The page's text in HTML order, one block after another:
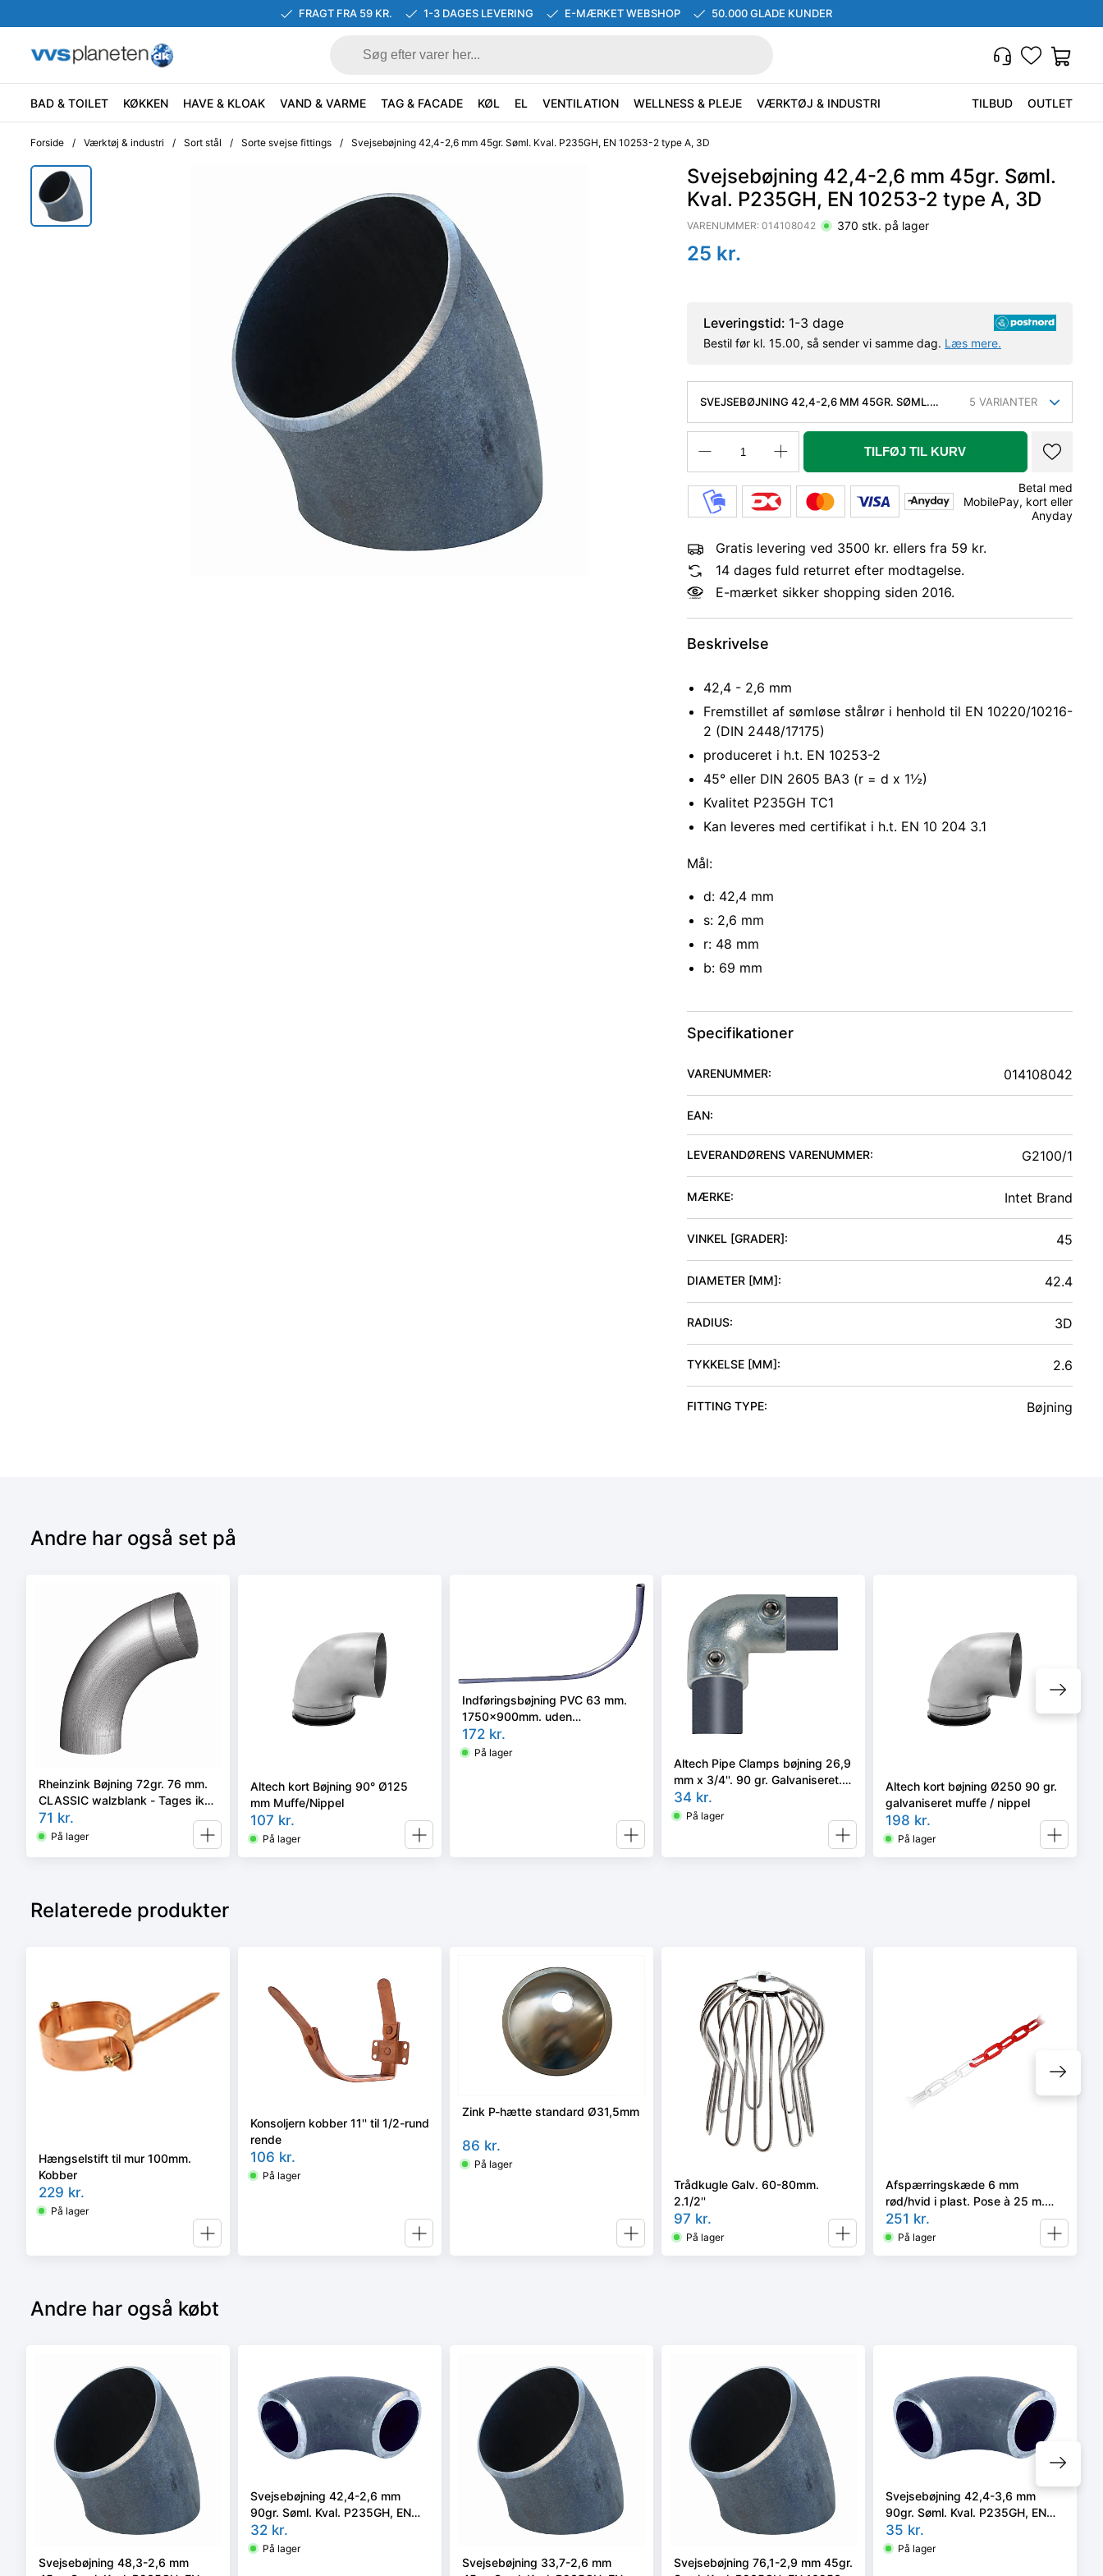
FRAGT FRA 59 KR. 1-3 DAGES LEVERING E-MÆRKET WEBSHOP 50.000 GLADE KUNDER
BAD & TOILET KØKKEN HAVE & KLOAK VAND & VARME TAG & FACADE KØL EL VENTILATION WELLNESS & PLEJE VÆRKTØJ & INDUSTRI TILBUD OUTLET
Forside / Værktøj & industri / Sort stål / Sorte svejse fittings / Svejsebøjning 42,4-2,6 mm 45gr. Søml. Kval. P235GH, EN 10253-2 type A, 3D
Svejsebøjning 42,4-2,6 mm 45gr. Søml.
Kval. P235GH, EN 10253-2 type A, 3D
VARENUMMER: 014108042 370 stk. på lager
25 kr.
Leveringstid: 1-3 dage
Bestil før kl. 15.00, så sender vi samme dag. Læs mere.
SVEJSEBØJNING 42,4-2,6 MM 45GR. SØML.
5 VARIANTER
TILFØJ TIL KURV
Betal med
MobilePay, kort eller
Anyday
Gratis levering ved 3500 kr. ellers fra 59 kr.
14 dages fuld returret efter modtagelse.
E-mærket sikker shopping siden 2016.
Beskrivelse
42,4 - 2,6 mm
Fremstillet af sømløse stålrør i henhold til EN 10220/10216-
2 (DIN 2448/17175)
produceret i h.t. EN 10253-2
45° eller DIN 2605 BA3 (r = d x 1½)
Kvalitet P235GH TC1
Kan leveres med certifikat i h.t. EN 10 204 3.1
Mål:
d: 42,4 mm
s: 2,6 mm
r: 48 mm
b: 69 mm
Specifikationer
VARENUMMER: 014108042
EAN:
LEVERANDØRENS VARENUMMER: G2100/1
MÆRKE: Intet Brand
VINKEL [GRADER]: 45
DIAMETER [MM]: 42.4
RADIUS: 3D
TYKKELSE [MM]: 2.6
FITTING TYPE: Bøjning
Andre har også set på
Rheinzink Bøjning 72gr. 76 mm.
CLASSIC walzblank - Tages ikke
retur -
71 kr.
På lager
Altech kort Bøjning 90° Ø125
mm Muffe/Nippel
107 kr.
På lager
Indføringsbøjning PVC 63 mm.
1750x900mm. uden
overgangsnippel. For 32-40 mm.
PE-rør
172 kr.
På lager
Altech Pipe Clamps bøjning 26,9
mm x 3/4''. 90 gr. Galvaniseret.
Reol system
34 kr.
På lager
Altech kort bøjning Ø250 90 gr.
galvaniseret muffe / nippel
198 kr.
På lager
Relaterede produkter
Hængselstift til mur 100mm.
Kobber
229 kr.
På lager
Konsoljern kobber 11'' til 1/2-rund
rende
106 kr.
På lager
Zink P-hætte standard Ø31,5mm
86 kr.
På lager
Trådkugle Galv. 60-80mm.
2.1/2''
97 kr.
På lager
Afspærringskæde 6 mm
rød/hvid i plast. Pose à 25 m.
Inkl. samleled
251 kr.
På lager
Andre har også købt
Svejsebøjning 48,3-2,6 mm
Svejsebøjning 42,4-2,6 mm
90gr. Søml. Kval. P235GH, EN
10253-2 type A, 3D
32 kr.
På lager
Svejsebøjning 33,7-2,6 mm
Svejsebøjning 76,1-2,9 mm 45gr.
Svejsebøjning 42,4-3,6 mm
90gr. Søml. Kval. P235GH, EN
10253-2 type A, 3D
35 kr.
På lager